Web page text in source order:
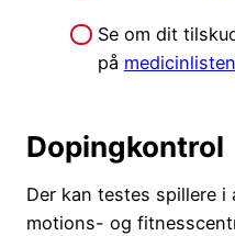
Se om dit
på medicinlisten
Dopingkontrol
Der kan testes spillere i
motions- og